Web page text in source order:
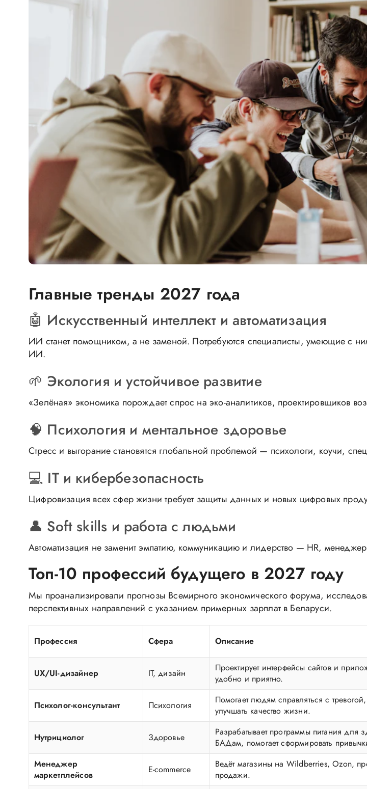
Главные тренды 2027 года
🤖 Искусственный интеллект и автоматизация
ИИ станет помощником, а не заменой. Потребуются специалисты, умеющие с
ИИ.
🌱 Экология и устойчивое развитие
«Зелёная» экономика порождает спрос на эко-аналитиков, проектировщиков
🧠 Психология и ментальное здоровье
Стресс и выгорание становятся глобальной проблемой — психологи, коучи,
💻 IT и кибербезопасность
Цифровизация всех сфер жизни требует защиты данных и новых цифровых
👤 Soft skills и работа с людьми
Автоматизация не заменит эмпатию, коммуникацию и лидерство — HR,
Топ-10 профессий будущего в 2027 году
Мы проанализировали прогнозы Всемирного экономического форума,
перспективных направлений с указанием примерных зарплат в Беларуси.
Профессия Сфера Описание
UX/UI-дизайнер IT, дизайн
Проектирует интерфейсы сайтов и
удобно и приятно.
Психолог-консультант Психология
Помогает людям справляться с
улучшать качество жизни.
Нутрициолог Здоровье
Разрабатывает программы питания для
БАДам, помогает сформировать
Менеджер
маркетплейсов
E-commerce
Ведёт магазины на Wildberries, Ozon,
продажи.